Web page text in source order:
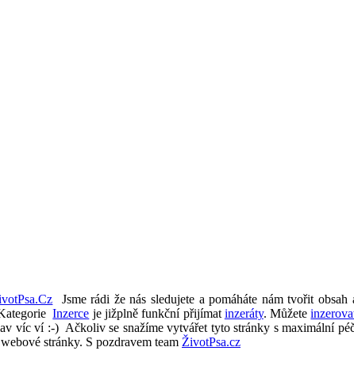
Jsme rádi že nás sledujete a pomáháte nám tvořit
Inzerce je jižplně funkční přijímat inzeráty. Můžete
víc ví :-) Ačkoliv se snažíme vytvářet tyto stránky s maximální
stránky. S pozdravem team ŽivotPsa.cz